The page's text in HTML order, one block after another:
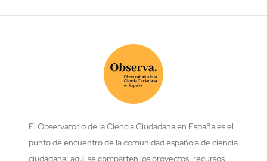
El Observatorio de la Ciencia Ciudadana en España es el
punto de encuentro de la comunidad española de ciencia